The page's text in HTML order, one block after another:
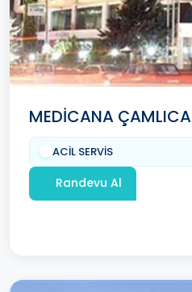
MEDİCANA ÇAMLICA
ACİL SERVİS
Randevu Al